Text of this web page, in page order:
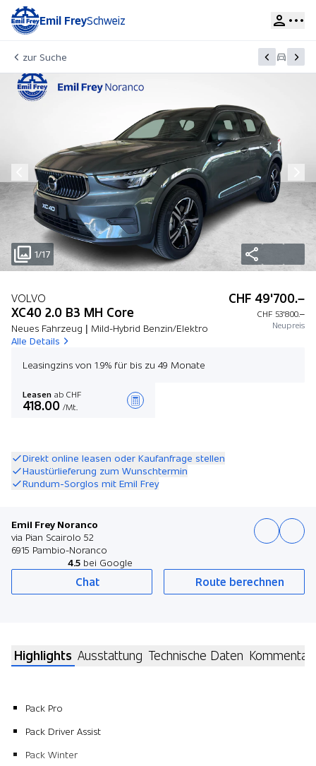
Emil FreySchweiz
zur Suche
1/17
VOLVO
XC40 2.0 B3 MH Core
Neues Fahrzeug | Mild-Hybrid Benzin/Elektro
Alle Details
CHF 49'700.–
CHF 53'800.–
Neupreis
Leasingzins von 1.9% für bis zu 49 Monate
Leasen ab CHF
418.00 /Mt.
Direkt online leasen oder Kaufanfrage stellen
Haustürlieferung zum Wunschtermin
Rundum-Sorglos mit Emil Frey
Emil Frey Noranco
via Pian Scairolo 52
6915 Pambio-Noranco
4.5 bei Google
Chat Route berechnen
Highlights Ausstattung Technische Daten Kommentar
Pack Pro
Pack Driver Assist
Pack Winter